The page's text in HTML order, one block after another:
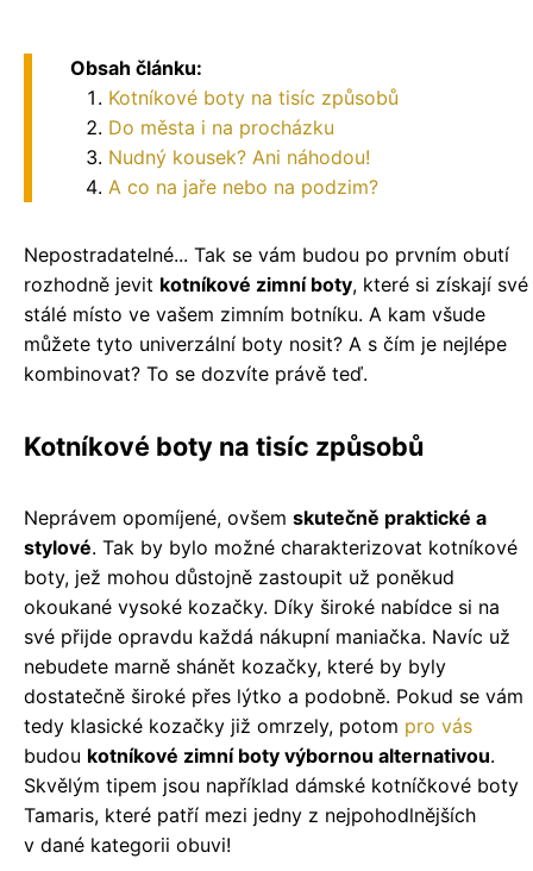
Obsah článku:
Kotníkové boty na tisíc způsobů
Do města i na procházku
Nudný kousek? Ani náhodou!
A co na jaře nebo na podzim?
Nepostradatelné... Tak se vám budou po prvním obutí
rozhodně jevit kotníkové zimní boty, které si získají své
stálé místo ve vašem zimním botníku. A kam všude
můžete tyto univerzální boty nosit? A s čím je nejlépe
kombinovat? To se dozvíte právě teď.
Kotníkové boty na tisíc způsobů
Neprávem opomíjené, ovšem skutečně praktické a
stylové. Tak by bylo možné charakterizovat kotníkové
boty, jež mohou důstojně zastoupit už poněkud
okoukané vysoké kozačky. Díky široké nabídce si na
své přijde opravdu každá nákupní maniačka. Navíc už
nebudete marně shánět kozačky, které by byly
dostatečně široké přes lýtko a podobně. Pokud se vám
tedy klasické kozačky již omrzely, potom pro vás
budou kotníkové zimní boty výbornou alternativou.
Skvělým tipem jsou například dámské kotníčkové boty
Tamaris, které patří mezi jedny z nejpohodlnějších
v dané kategorii obuvi!